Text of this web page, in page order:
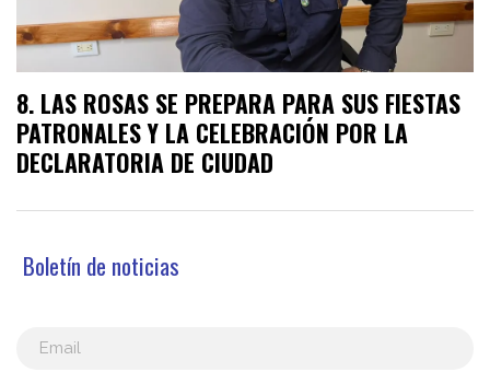
LAS ROSAS SE PREPARA PARA SUS FIESTAS
PATRONALES Y LA CELEBRACIÓN POR LA
DECLARATORIA DE CIUDAD
Boletín de noticias